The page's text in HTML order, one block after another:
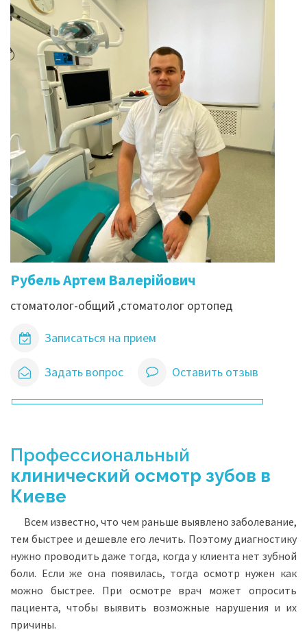
Рубель Артем Валерійович
стоматолог-общий ,стоматолог ортопед
Записаться на прием
Задать вопрос Оставить отзыв
Профессиональный
клинический осмотр зубов в
Киеве
Всем известно, что чем раньше выявлено заболевание,
тем быстрее и дешевле его лечить. Поэтому диагностику
нужно проводить даже тогда, когда у клиента нет зубной
боли. Если же она появилась, тогда осмотр нужен как
можно быстрее. При осмотре врач может опросить
пациента, чтобы выявить возможные нарушения и их
причины.